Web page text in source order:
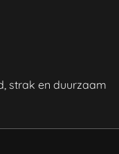
strak en duurzaam